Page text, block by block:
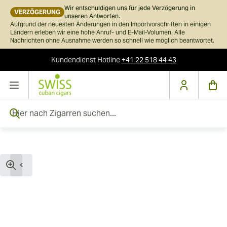
VERZÖGERUNG
Wir entschuldigen uns für jede Verzögerung in
unseren Antworten.
Aufgrund der neuesten Änderungen in den Importvorschriften in einigen
Ländern erleben wir eine hohe Anruf- und E-Mail-Volumen. Alle
Nachrichten ohne Ausnahme werden so schnell wie möglich beantwortet.
KundendienstHotline+41 22 518 44 43
Skip to Content